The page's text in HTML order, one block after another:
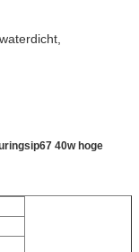
40w hoge